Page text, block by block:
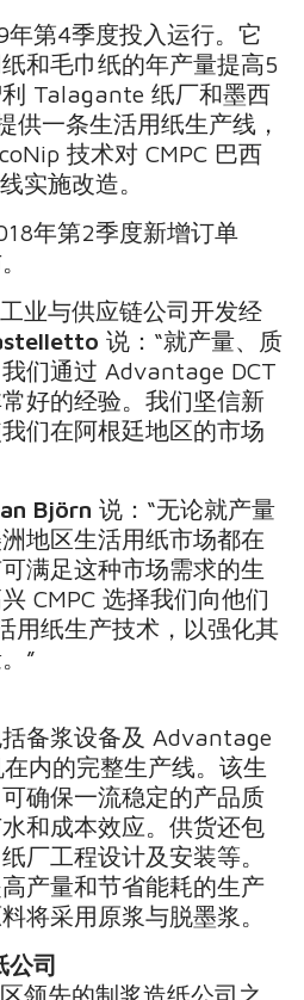
第4季度投入运行。它
和毛巾纸的年产量提高5
Talagante 纸厂和墨西
一条生活用纸生产线，
技术对 CMPC 巴西
实施改造。
年第2季度新增订单
业与供应链公司开发经
说：“就产量、质
们通过 Advantage DCT
好的经验。我们坚信新
们在阿根廷地区的市场
Björn 说：“无论就产量
地区生活用纸市场都在
满足这种市场需求的生
CMPC 选择我们向他们
用纸生产技术，以强化其
”
备浆设备及 Advantage
内的完整生产线。该生
确保一流稳定的产品质
和成本效应。供货还包
厂工程设计及安装等。
产量和节省能耗的生产
将采用原浆与脱墨浆。
公司
领先的制浆造纸公司之